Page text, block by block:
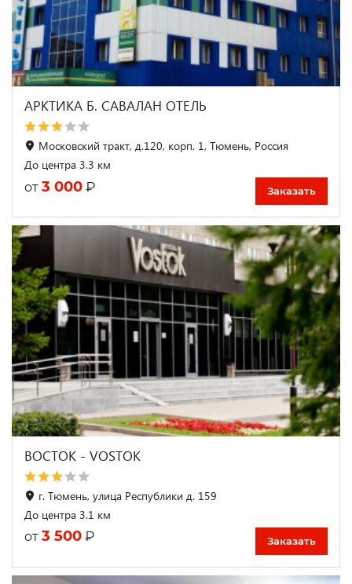
АРКТИКА Б. САВАЛАН ОТЕЛЬ
Московский тракт, д.120, корп. 1, Тюмень, Россия
До центра 3.3 км
от 3 000 ₽ Заказать
ВОСТОК - VOSTOK
г. Тюмень, улица Республики д. 159
До центра 3.1 км
от 3 500 ₽ Заказать